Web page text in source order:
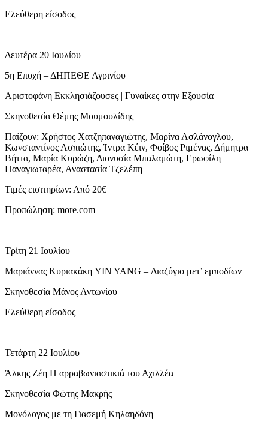
Ελεύθερη είσοδος
Δευτέρα 20 Ιουλίου
5η Εποχή – ΔΗΠΕΘΕ Αγρινίου
Αριστοφάνη Εκκλησιάζουσες | Γυναίκες στην Εξουσία
Σκηνοθεσία Θέμης Μουμουλίδης
Παίζουν: Χρήστος Χατζηπαναγιώτης, Μαρίνα Ασλάνογλου,
Κωνσταντίνος Ασπιώτης, Ίντρα Κέιν, Φοίβος Ριμένας, Δήμητρα
Βήττα, Μαρία Κυρώζη, Διονυσία Μπαλαμώτη, Ερωφίλη
Παναγιωταρέα, Αναστασία Τζελέπη
Τιμές εισιτηρίων: Από 20€
Προπώληση: more.com
Τρίτη 21 Ιουλίου
Μαριάννας Κυριακάκη YIN YANG – Διαζύγιο μετ’ εμποδίων
Σκηνοθεσία Μάνος Αντωνίου
Ελεύθερη είσοδος
Τετάρτη 22 Ιουλίου
Άλκης Ζέη Η αρραβωνιαστικιά του Αχιλλέα
Σκηνοθεσία Φώτης Μακρής
Μονόλογος με τη Γιασεμή Κηλαηδόνη